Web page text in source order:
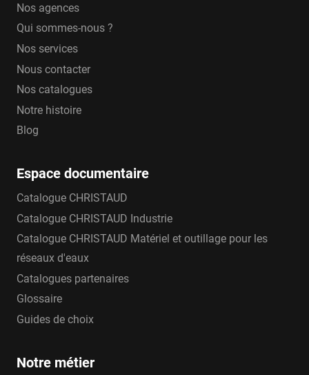
Nos agences
Qui sommes-nous ?
Nos services
Nous contacter
Nos catalogues
Notre histoire
Blog
Espace documentaire
Catalogue CHRISTAUD
Catalogue CHRISTAUD Industrie
Catalogue CHRISTAUD Matériel et outillage pour les
réseaux d'eaux
Catalogues partenaires
Glossaire
Guides de choix
Notre métier